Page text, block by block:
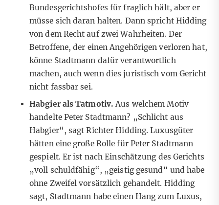
Bundesgerichtshofes für fraglich hält, aber er
müsse sich daran halten. Dann spricht Hidding
von dem Recht auf zwei Wahrheiten. Der
Betroffene, der einen Angehörigen verloren hat,
könne Stadtmann dafür verantwortlich
machen, auch wenn dies juristisch vom Gericht
nicht fassbar sei.
Habgier als Tatmotiv. Aus welchem Motiv
handelte Peter Stadtmann? „Schlicht aus
Habgier“, sagt Richter Hidding. Luxusgüter
hätten eine große Rolle für Peter Stadtmann
gespielt. Er ist nach Einschätzung des Gerichts
„voll schuldfähig“, „geistig gesund“ und habe
ohne Zweifel vorsätzlich gehandelt. Hidding
sagt, Stadtmann habe einen Hang zum Luxus,